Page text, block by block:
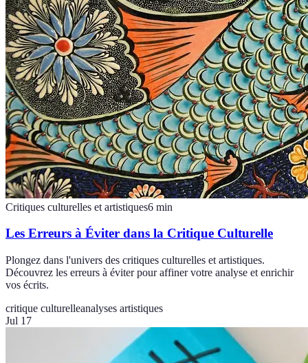
Critiques culturelles et artistiques6 min
Les Erreurs à Éviter dans la Critique Culturelle
Plongez dans l'univers des critiques culturelles et artistiques.
Découvrez les erreurs à éviter pour affiner votre analyse et enrichir
vos écrits.
critique culturelleanalyses artistiques
Jul 17